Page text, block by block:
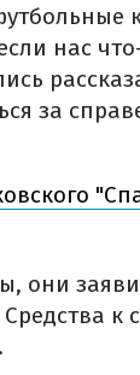
нас
за
они
к